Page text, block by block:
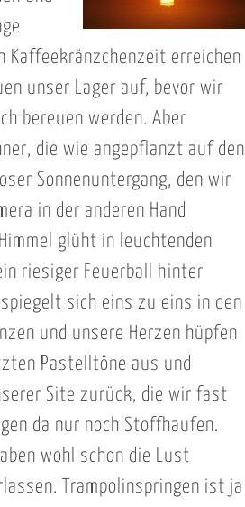
Kaffeekränzchenzeit erreichen
unser Lager auf, bevor wir
bereuen werden. Aber
die wie angepflanzt auf den
Sonnenuntergang, den wir
in der anderen Hand
glüht in leuchtenden
riesiger Feuerball hinter
sich eins zu eins in den
und unsere Herzen hüpfen
Pastelltöne aus und
Site zurück, die wir fast
da nur noch Stoffhaufen.
wohl schon die Lust
Trampolinspringen ist ja